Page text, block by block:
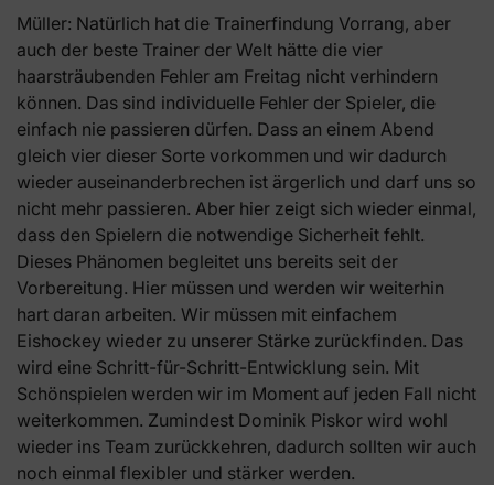
Müller: Natürlich hat die Trainerfindung Vorrang, aber
auch der beste Trainer der Welt hätte die vier
haarsträubenden Fehler am Freitag nicht verhindern
können. Das sind individuelle Fehler der Spieler, die
einfach nie passieren dürfen. Dass an einem Abend
gleich vier dieser Sorte vorkommen und wir dadurch
wieder auseinanderbrechen ist ärgerlich und darf uns so
nicht mehr passieren. Aber hier zeigt sich wieder einmal,
dass den Spielern die notwendige Sicherheit fehlt.
Dieses Phänomen begleitet uns bereits seit der
Vorbereitung. Hier müssen und werden wir weiterhin
hart daran arbeiten. Wir müssen mit einfachem
Eishockey wieder zu unserer Stärke zurückfinden. Das
wird eine Schritt-für-Schritt-Entwicklung sein. Mit
Schönspielen werden wir im Moment auf jeden Fall nicht
weiterkommen. Zumindest Dominik Piskor wird wohl
wieder ins Team zurückkehren, dadurch sollten wir auch
noch einmal flexibler und stärker werden.